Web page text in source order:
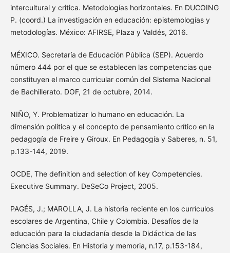
intercultural y critica. Metodologías horizontales. En DUCOING
P. (coord.) La investigación en educación: epistemologías y
metodologías. México: AFIRSE, Plaza y Valdés, 2016.
MÉXICO. Secretaría de Educación Pública (SEP). Acuerdo
número 444 por el que se establecen las competencias que
constituyen el marco curricular común del Sistema Nacional
de Bachillerato. DOF, 21 de octubre, 2014.
NIÑO, Y. Problematizar lo humano en educación. La
dimensión política y el concepto de pensamiento crítico en la
pedagogía de Freire y Giroux. En Pedagogía y Saberes, n. 51,
p.133-144, 2019.
OCDE, The definition and selection of key Competencies.
Executive Summary. DeSeCo Project, 2005.
PAGÉS, J.; MAROLLA, J. La historia reciente en los currículos
escolares de Argentina, Chile y Colombia. Desafíos de la
educación para la ciudadanía desde la Didáctica de las
Ciencias Sociales. En Historia y memoria, n.17, p.153-184,